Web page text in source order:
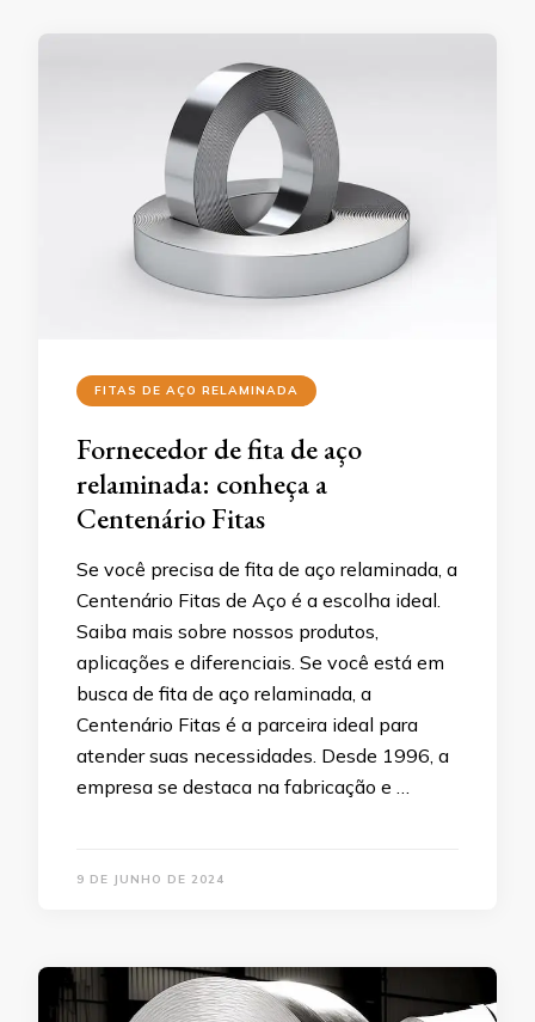
FITAS DE AÇO RELAMINADA
Fornecedor de fita de aço
relaminada: conheça a
Centenário Fitas
Se você precisa de fita de aço relaminada, a
Centenário Fitas de Aço é a escolha ideal.
Saiba mais sobre nossos produtos,
aplicações e diferenciais. Se você está em
busca de fita de aço relaminada, a
Centenário Fitas é a parceira ideal para
atender suas necessidades. Desde 1996, a
empresa se destaca na fabricação e …
9 DE JUNHO DE 2024